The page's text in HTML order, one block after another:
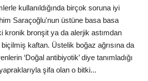
kullanıldığında birçok soruna iyi
Saraçoğlu'nun üstüne basa basa
kronik bronşit ya da alerjik astımdan
kaftan. Üstelik boğaz ağrısına da
‘Doğal antibiyotik’ diye tanımladığı
şifa olan o bitki...